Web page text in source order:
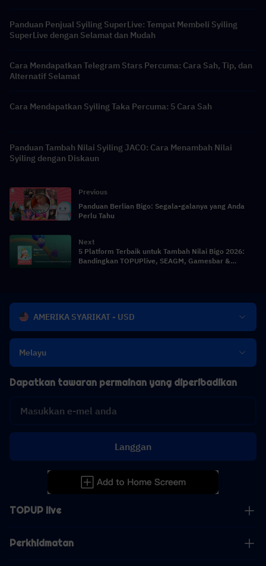
Panduan Penjual Syiling SuperLive: Tempat Membeli Syiling
SuperLive dengan Selamat dan Mudah
Cara Mendapatkan Telegram Stars Percuma: Cara Sah, Tip, dan
Alternatif Selamat
Cara Mendapatkan Syiling Taka Percuma: 5 Cara Sah
Panduan Tambah Nilai Syiling JACO: Cara Menambah Nilai
Syiling dengan Diskaun
Previous
Panduan Berlian Bigo: Segala-galanya yang Anda
Perlu Tahu
Next
5 Platform Terbaik untuk Tambah Nilai Bigo 2026:
Bandingkan TOPUPlive, SEAGM, Gamesbar &
AMERIKA SYARIKAT - USD
Melayu
TOPUP live
Perkhidmatan
Dapatkan tawaran permainan yang diperibadikan
Langgan